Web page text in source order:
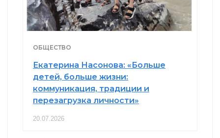
ОБЩЕСТВО
Екатерина Насонова: «Больше
детей, больше жизни:
коммуникация, традиции и
перезагрузка личности»
20.07.2026